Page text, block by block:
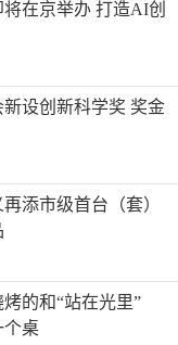
举办 打造AI创
设创新科学奖 奖金
添市级首台（套）
的和“站在光里”
个桌